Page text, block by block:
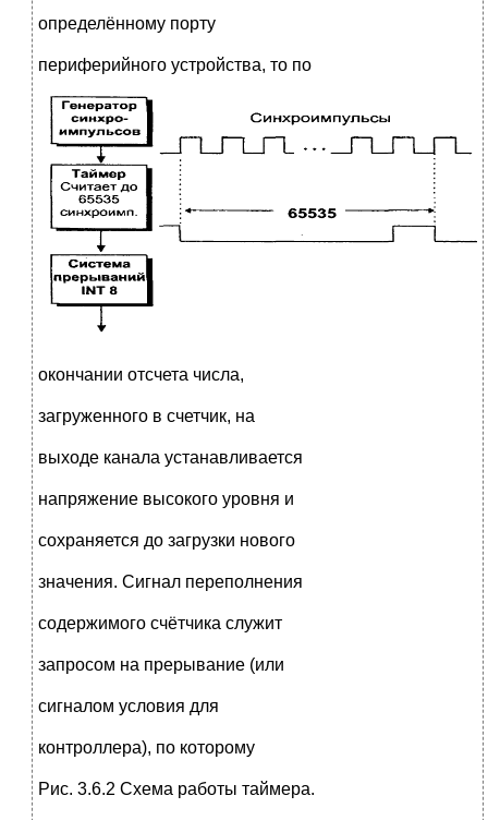
определённому порту
периферийного устройства, то по
окончании отсчета числа,
загруженного в счетчик, на
выходе канала устанавливается
напряжение высокого уровня и
сохраняется до загрузки нового
значения. Сигнал переполнения
содержимого счётчика служит
запросом на прерывание (или
сигналом условия для
контроллера), по которому
Рис. 3.6.2 Схема работы таймера.